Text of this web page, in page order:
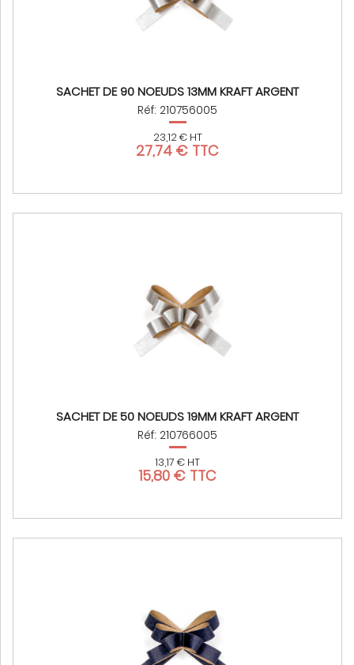
SACHET DE 90 NOEUDS 13MM KRAFT ARGENT
Réf: 210756005
23,12 € HT
27,74 € TTC
SACHET DE 50 NOEUDS 19MM KRAFT ARGENT
Réf: 210766005
13,17 € HT
15,80 € TTC